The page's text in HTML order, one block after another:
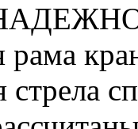
стрела